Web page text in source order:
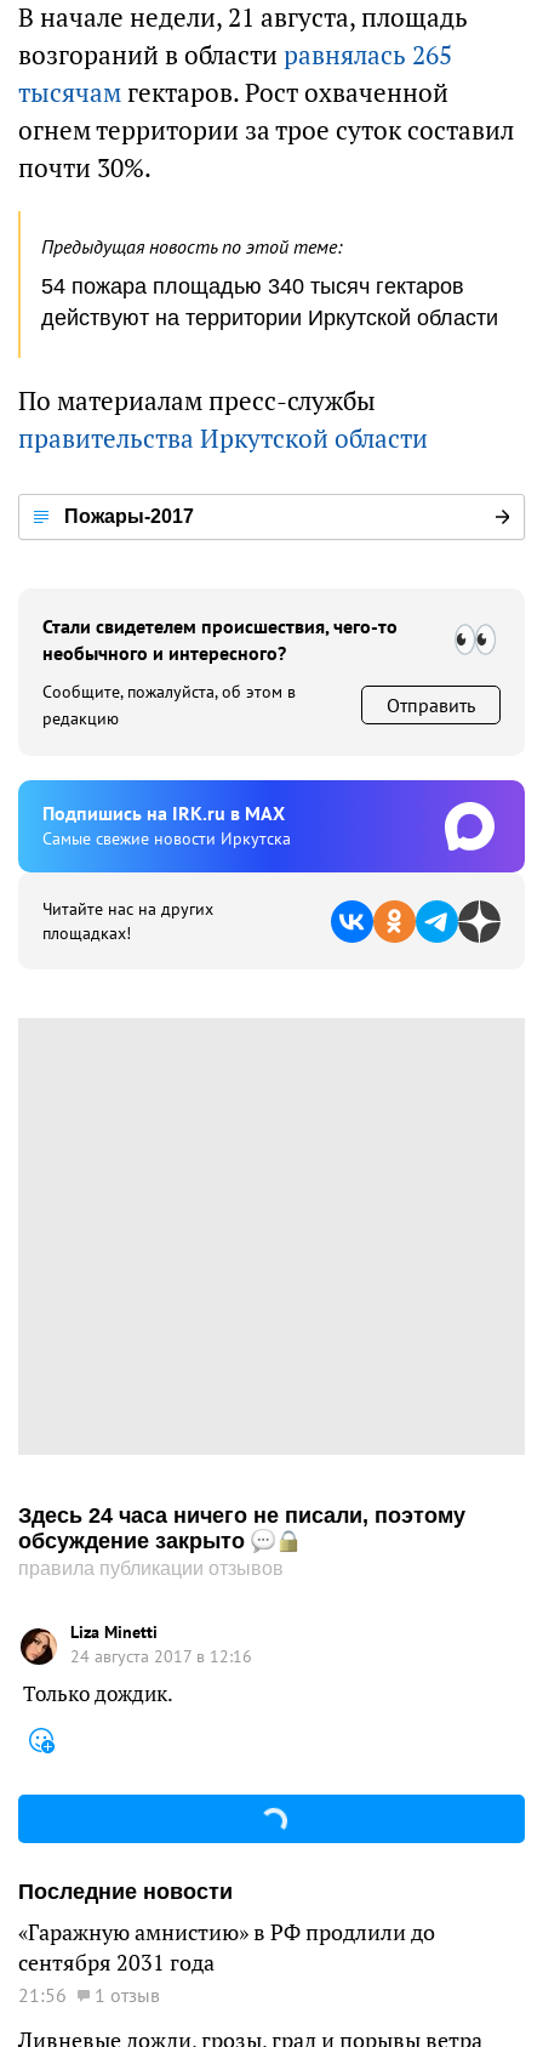
В начале недели, 21 августа, площадь
возгораний в области равнялась 265
тысячамгектаров. Рост охваченной
огнем территории за трое суток составил
почти 30%.
Предыдущая новость по этой теме:
54 пожара площадью 340 тысяч гектаров
действуют на территории Иркутской области
По материалам пресс-службы
правительства Иркутской области
Пожары-2017
Стали свидетелем происшествия, чего-то
необычного и интересного?
Сообщите, пожалуйста, об этом в
редакцию
Отправить
Подпишиcь на IRK.ru в MAX
Cамые свежие новости Иркутска
Читайте нас на других
площадках!
Здесь 24 часа ничего не писали, поэтому
обсуждение закрыто
правила публикации отзывов
Liza Minetti
24 августа 2017 в 12:16
Только дождик.
Последние новости
«Гаражную амнистию» в РФ продлили до
сентября 2031 года
21:56 1 отзыв
Ливневые дожди, грозы, град и порывы ветра